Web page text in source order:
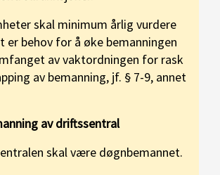
skal minimum årlig vurdere
er behov for å øke bemanningen
av vaktordningen for rask
av bemanning, jf. § 7-9, annet
av driftssentral
skal være døgnbemannet.